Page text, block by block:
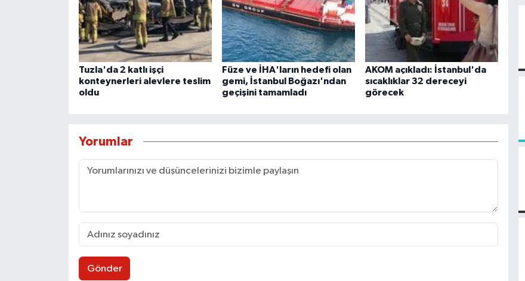
Tuzla'da 2 katlı işçi
konteynerleri alevlere teslim
oldu
Füze ve İHA'ların hedefi olan
gemi, İstanbul Boğazı'ndan
geçişini tamamladı
AKOM açıkladı: İstanbul'da
sıcaklıklar 32 dereceyi
görecek
Yorumlar
Gönder